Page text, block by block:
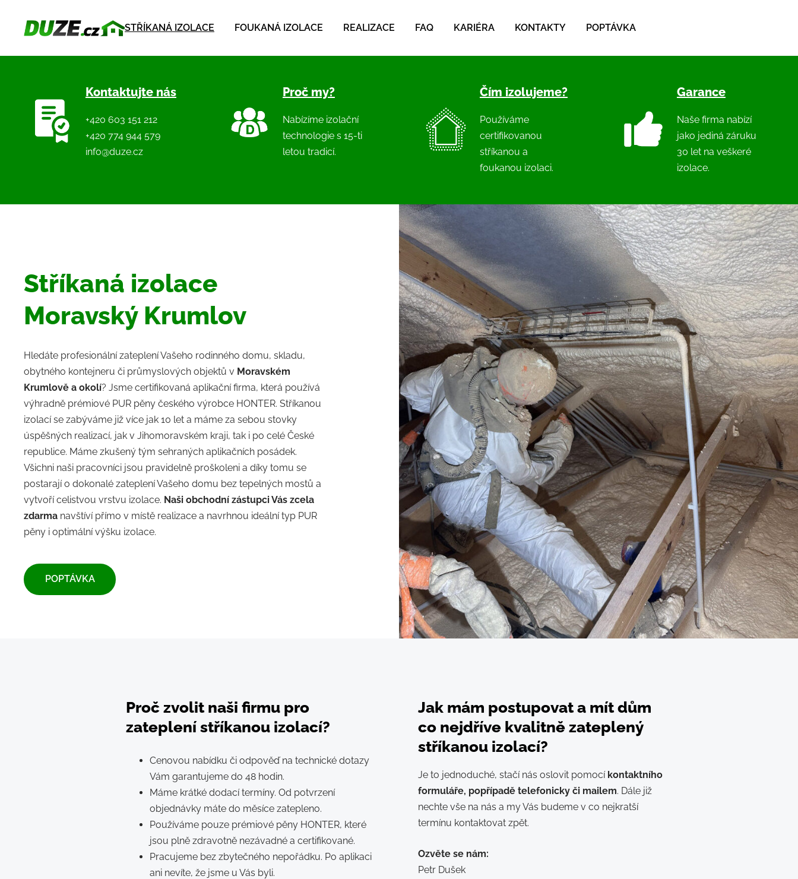
STŘÍKANÁ IZOLACE FOUKANÁ IZOLACE REALIZACE FAQ KARIÉRA KONTAKTY POPTÁVKA
Kontaktujte nás
+420 603 151 212
+420 774 944 579
info@duze.cz
Proč my?
Nabízíme izolační
technologie s 15-ti
letou tradicí.
Čím izolujeme?
Používáme
certifikovanou
stříkanou a
foukanou izolaci.
Garance
Naše firma nabízí
jako jediná záruku
30 let na veškeré
izolace.
Stříkaná izolace
Moravský Krumlov
Hledáte profesionální zateplení Vašeho rodinného domu, skladu,
obytného kontejneru či průmyslových objektů v Moravském
Krumlově a okolí? Jsme certifikovaná aplikační firma, která používá
výhradně prémiové PUR pěny českého výrobce HONTER. Stříkanou
izolací se zabýváme již více jak 10 let a máme za sebou stovky
úspěšných realizací, jak v Jihomoravském kraji, tak i po celé České
republice. Máme zkušený tým sehraných aplikačních posádek.
Všichni naši pracovníci jsou pravidelně proškoleni a díky tomu se
postarají o dokonalé zateplení Vašeho domu bez tepelných mostů a
vytvoří celistvou vrstvu izolace. Naši obchodní zástupci Vás zcela
zdarma navštíví přímo v místě realizace a navrhnou ideální typ PUR
pěny i optimální výšku izolace.
​POPTÁVKA​
Proč zvolit naši firmu pro
zateplení stříkanou izolací?
Cenovou nabídku či odpověď na technické dotazy
Vám garantujeme do 48 hodin.
Máme krátké dodací termíny. Od potvrzení
objednávky máte do měsíce zatepleno.
Používáme pouze prémiové pěny HONTER, které
jsou plně zdravotně nezávadné a certifikované.
Pracujeme bez zbytečného nepořádku. Po aplikaci
ani nevíte, že jsme u Vás byli.
Jak mám postupovat a mít dům
co nejdříve kvalitně zateplený
stříkanou izolací?
Je to jednoduché, stačí nás oslovit pomocí kontaktního
formuláře, popřípadě telefonicky či mailem. Dále již
nechte vše na nás a my Vás budeme v co nejkratší
termínu kontaktovat zpět.
Ozvěte se nám:
Petr Dušek